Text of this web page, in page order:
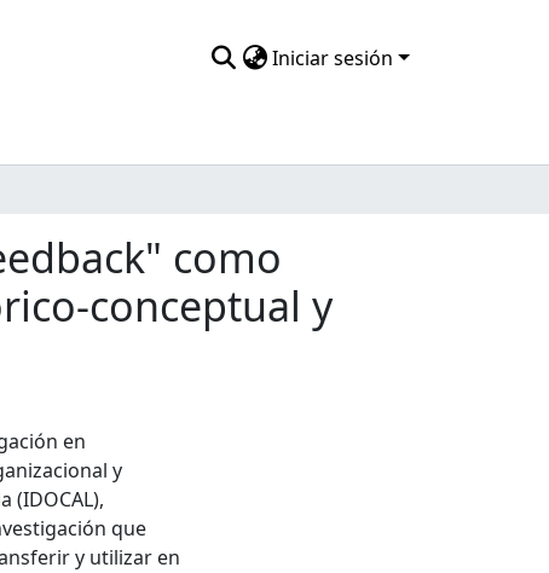
Iniciar sesión
como
conceptual y
en
y
(IDOCAL),
que
y utilizar en